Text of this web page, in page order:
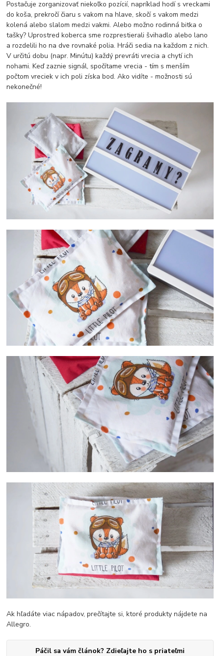
Postačuje zorganizovať niekoľko pozícií, napríklad hodí s vreckami
do koša, prekročí čiaru s vakom na hlave, skočí s vakom medzi
kolená alebo slalom medzi vakmi. Alebo možno rodinná bitka o
tašky? Uprostred koberca sme rozprestierali švihadlo alebo lano
a rozdelili ho na dve rovnaké polia. Hráči sedia na každom z nich.
V určitú dobu (napr. Minútu) každý prevráti vrecia a chytí ich
nohami. Keď zaznie signál, spočítame vrecia - tím s menším
počtom vreciek v ich poli získa bod. Ako vidíte - možnosti sú
nekonečné!
Ak hľadáte viac nápadov, prečítajte si, ktoré produkty nájdete na
Allegro.
Páčil sa vám článok? Zdieľajte ho s priateľmi